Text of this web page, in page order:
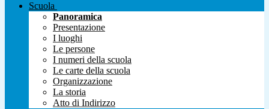
Scuola
Panoramica
Presentazione
I luoghi
Le persone
I numeri della scuola
Le carte della scuola
Organizzazione
La storia
Atto di Indirizzo